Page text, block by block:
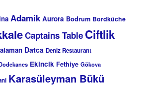
Adamik Aurora Bodrum Bordküche
Captains Table Ciftlik
Datca Deniz Restaurant
Ekincik Fethiye Gökova
Karasüleyman Bükü